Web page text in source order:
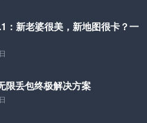
：新老婆很美，新地图很卡？一
限丢包终极解决方案